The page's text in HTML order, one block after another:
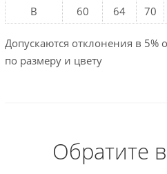
B
60 64 70
Допускаются отклонения в 5%
по размеру и цвету
Обратите